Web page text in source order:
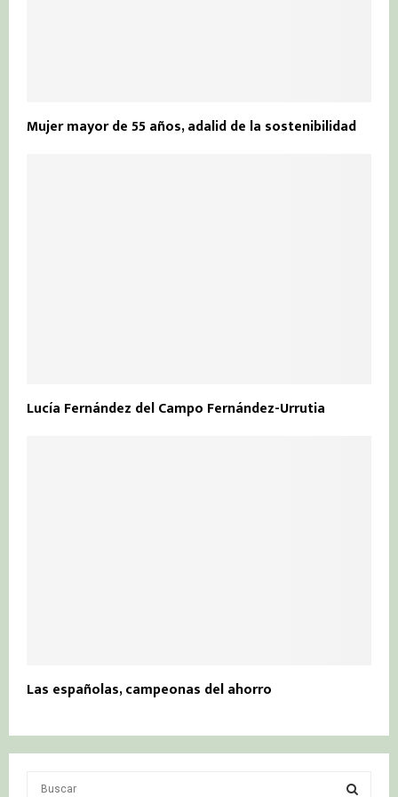
Mujer mayor de 55 años, adalid de la sostenibilidad
Lucía Fernández del Campo Fernández-Urrutia
Las españolas, campeonas del ahorro